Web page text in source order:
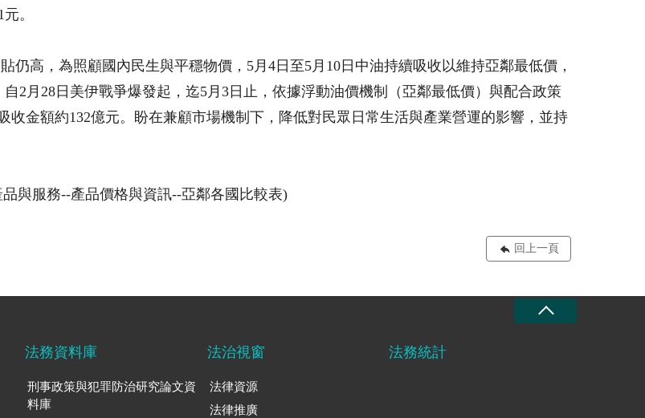
。
仍高，為照顧國內民生與平穩物價，5月4日至5月10日中油持續吸收以維持亞鄰最低價，
2月28日美伊戰爭爆發起，迄5月3日止，依據浮動油價機制（亞鄰最低價）與配合政策
金額約132億元。盼在兼顧市場機制下，降低對民眾日常生活與產業營運的影響，並持
與服務--產品價格與資訊--亞鄰各國比較表)
回上一頁
法務資料庫
刑事政策與犯罪防治研究論文資
料庫
法治視窗
法律資源
法律推廣
法務統計